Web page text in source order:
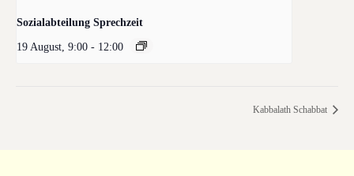
Sozialabteilung Sprechzeit
19 August, 9:00 - 12:00
Kabbalath Schabbat